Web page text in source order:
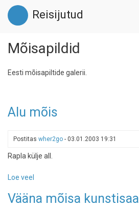
Liigu
edasi
põhisisu
Reisijutud
Mõisapildid
Eesti mõisapiltide galerii.
Alu mõis
Postitas wher2go - 03.01.2003 19:31
Rapla külje all.
Loe veel
mõis
Vääna mõisa kunstisaal